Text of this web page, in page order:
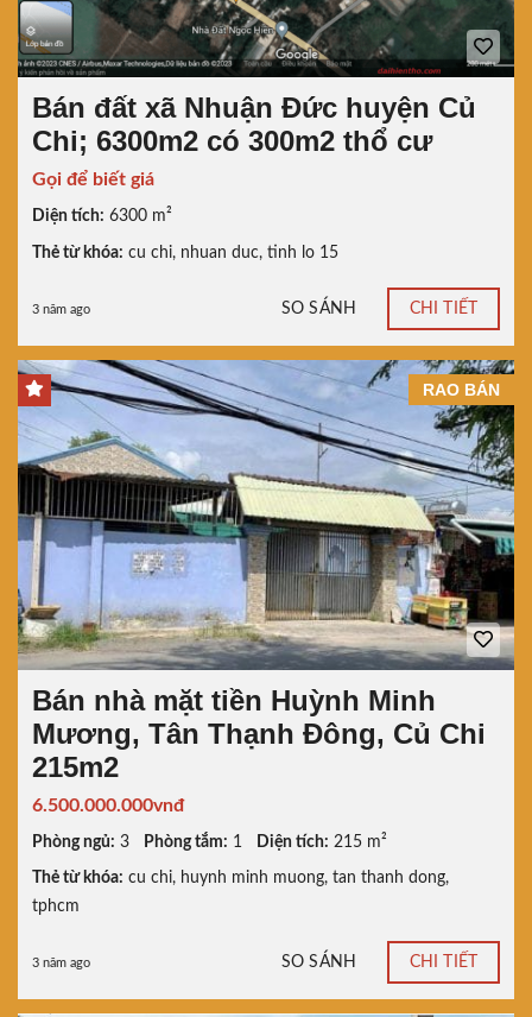
Bán đất xã Nhuận Đức huyện Củ
Chi; 6300m2 có 300m2 thổ cư
Gọi để biết giá
Diện tích: 6300 m²
Thẻ từ khóa: cu chi, nhuan duc, tinh lo 15
3 năm ago SO SÁNH CHI TIẾT
RAO BÁN
Bán nhà mặt tiền Huỳnh Minh
Mương, Tân Thạnh Đông, Củ Chi
215m2
6.500.000.000vnđ
Phòng ngủ: 3 Phòng tắm: 1 Diện tích: 215 m²
Thẻ từ khóa: cu chi, huynh minh muong, tan thanh dong,
tphcm
3 năm ago SO SÁNH CHI TIẾT